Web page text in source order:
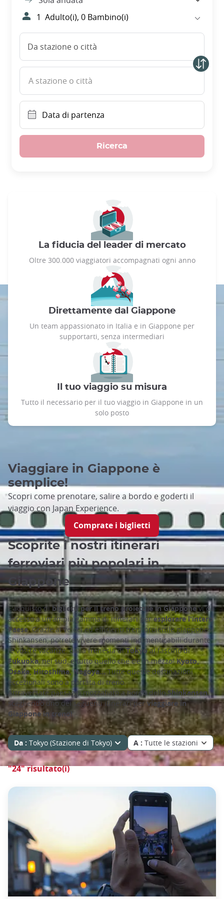
1 Adulto(i), 0 Bambino(i)
Da stazione o città
A stazione o città
Data di partenza
Ricerca
La fiducia del leader di mercato
Oltre 300.000 viaggiatori accompagnati ogni anno
Direttamente dal Giappone
Un team appassionato in Italia e in Giappone per
supportarti, senza intermediari
Il tuo viaggio su misura
Tutto il necessario per il tuo viaggio in Giappone in un
solo posto
Viaggiare in Giappone è
semplice!
Scopri come prenotare, salire a bordo e goderti il
viaggio con Japan Experience.
Comprate i biglietti
Scoprite i nostri itinerari
ferroviari più popolari in
Giappone
L'acquisto dibiglietti per il treno proiettile in Giapponevi dà
accesso a un'ampia gamma di itinerari peresplorare l'intero
Paese. Grazie ai veloci ed efficienti treni proiettile giapponesi
Shinkansen, potrete vivere momenti indimenticabili durante
le vostre vacanze: dalla frenesia diTokyoal fascino di
Fukuoka, nel sud, e tutto quello che c'è in mezzo!Kyoto,
Osaka, Hiroshima, Nagoya...Tutte queste destinazioni
eccezionali sono a portata di treno.
Attraversate paesaggi mozzafiato a bordo delloShinkansen,
scegliendo uno dei seguenti itinerari perviaggiare in
Giappone in treno!
Da : Tokyo (Stazione di Tokyo) A : Tutte le stazioni
"24" risultato(i)